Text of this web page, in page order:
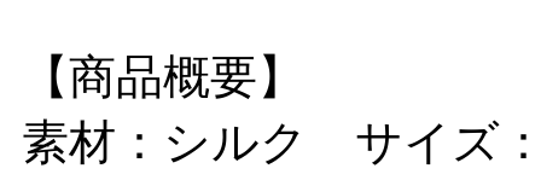
【商品概要】
素材：シルク サイズ